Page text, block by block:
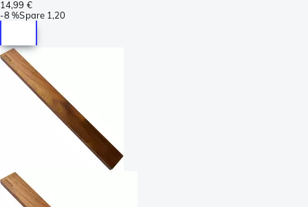
14,99 €
-8 %Spare 1,20